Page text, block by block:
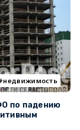
недвижимость
по падению